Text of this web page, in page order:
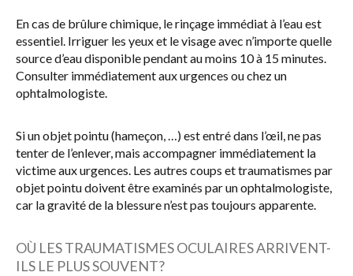
En cas de brûlure chimique, le rinçage immédiat à l’eau est
essentiel. Irriguer les yeux et le visage avec n’importe quelle
source d’eau disponible pendant au moins 10 à 15 minutes.
Consulter immédiatement aux urgences ou chez un
ophtalmologiste.
Si un objet pointu (hameçon, …) est entré dans l’œil, ne pas
tenter de l’enlever, mais accompagner immédiatement la
victime aux urgences. Les autres coups et traumatismes par
objet pointu doivent être examinés par un ophtalmologiste,
car la gravité de la blessure n’est pas toujours apparente.
OÙ LES TRAUMATISMES OCULAIRES ARRIVENT-
ILS LE PLUS SOUVENT?